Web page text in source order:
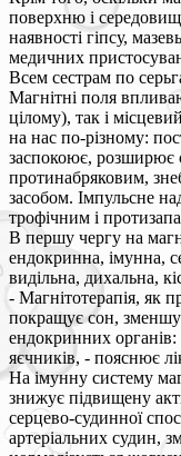
поверхню і
наявності гіпсу,
медичних
Всем сестрам по
Магнітні поля
цілому), так і
на нас по-різному:
заспокоює, розширює
протинабряковим,
засобом. Імпульсне
трофічним і
В першу чергу на
ендокринна, імунна,
видільна, дихальна,
- Магнітотерапія, як
покращує сон,
ендокринних
яєчників, - пояснює
На імунну систему
знижує підвищену
серцево-судинної
артеріальних судин,